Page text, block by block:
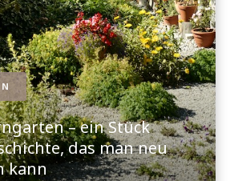
– ein Stück
das man neu
kann